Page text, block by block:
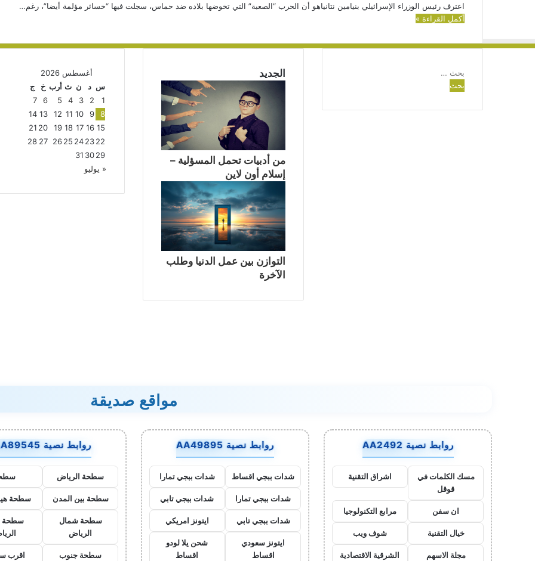
اعترف رئيس الوزراء الإسرائيلي بنيامين نتانياهو أن الحرب “الصعبة” التي تخوضها بلاده ضد حماس، سجلت فيها “خسائر مؤلمة أيضا”، رغم…
أكمل القراءة »
أغسطس 2026
س د ن ث أرب خ
ج
1
2
3
4
5
6
7
8
9
10
11
12
13
14
15
16
17
18
19
20
21
22
23
24
25
26
27
28
29
30
31
« يوليو
الجديد
من أدبيات تحمل المسؤلية –
إسلام أون لاين
التوازن بين عمل الدنيا وطلب
الآخرة
البحث
عن:
مواقع صديقة
روابط نصية AA2492
مسك الكلمات في
قوقل
اشراق التقنية
ان سفن مرابع التكنولوجيا
خيال التقنية شوف ويب
مجلة الاسهم الشرقية الاقتصادية
روابط نصية AA49895
شدات ببجي اقساط شدات ببجي تمارا
شدات ببجي تمارا شدات ببجي تابي
شدات ببجي تابي ايتونز امريكي
ايتونز سعودي
اقساط
شحن يلا لودو
اقساط
روابط نصية AA89545
سطحة الرياض
سطحة بين المدن سطحة
سطحة شمال
الرياض
سطحة
سطحة جنوب
اقرب